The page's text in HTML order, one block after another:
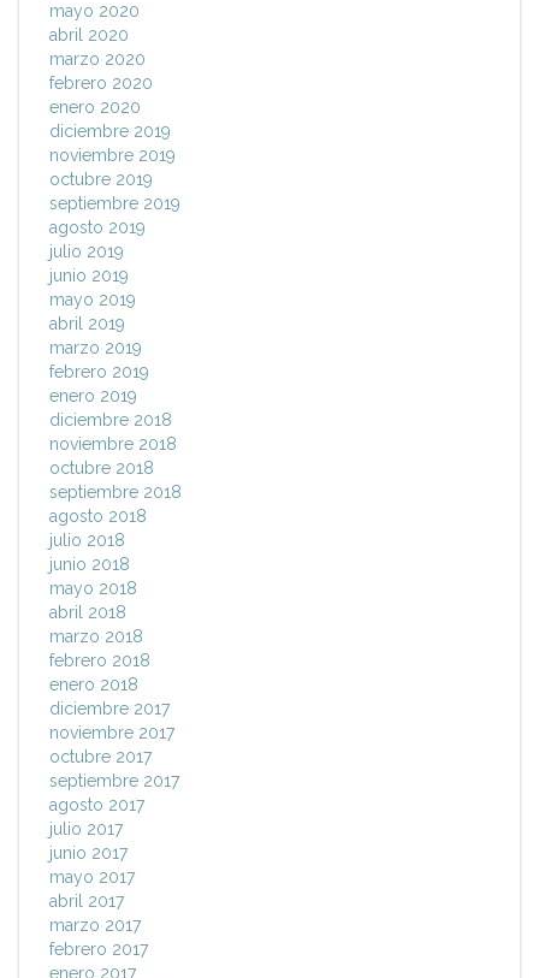
mayo 2020
abril 2020
marzo 2020
febrero 2020
enero 2020
diciembre 2019
noviembre 2019
octubre 2019
septiembre 2019
agosto 2019
julio 2019
junio 2019
mayo 2019
abril 2019
marzo 2019
febrero 2019
enero 2019
diciembre 2018
noviembre 2018
octubre 2018
septiembre 2018
agosto 2018
julio 2018
junio 2018
mayo 2018
abril 2018
marzo 2018
febrero 2018
enero 2018
diciembre 2017
noviembre 2017
octubre 2017
septiembre 2017
agosto 2017
julio 2017
junio 2017
mayo 2017
abril 2017
marzo 2017
febrero 2017
enero 2017